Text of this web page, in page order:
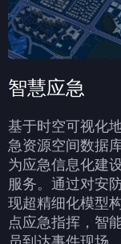
智慧应急
基于时空可视化
急资源空间数据
为应急信息化建
服务。通过对安
现超精细化模型
点应急指挥，智